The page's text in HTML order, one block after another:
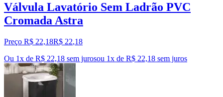
Válvula Lavatório Sem Ladrão PVC
Cromada Astra
Preço R$ 22,18R$ 22,18
Ou 1x de R$ 22,18 sem jurosou 1x de R$ 22,18 sem juros